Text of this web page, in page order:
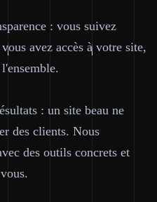
: vous suivez
avez accès à votre site,
: un site beau ne
des clients. Nous
des outils concrets et